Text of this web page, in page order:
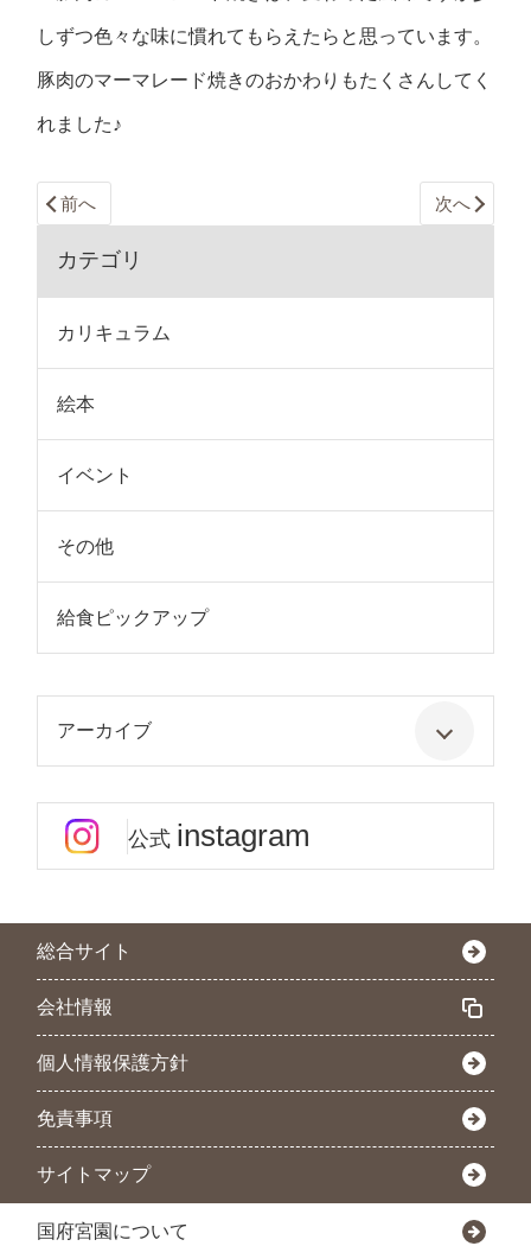
しずつ色々な味に慣れてもらえたらと思っています。
豚肉のマーマレード焼きのおかわりもたくさんしてく
れました♪
前へ 次へ
カテゴリ
カリキュラム
絵本
イベント
その他
給食ピックアップ
アーカイブ
公式 instagram
総合サイト
会社情報
個人情報保護方針
免責事項
サイトマップ
国府宮園について